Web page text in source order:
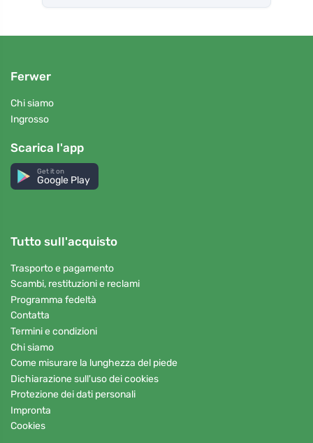
Ferwer
Chi siamo
Ingrosso
Scarica l'app
Get it on
Google Play
Tutto sull'acquisto
Trasporto e pagamento
Scambi, restituzioni e reclami
Programma fedeltà
Contatta
Termini e condizioni
Chi siamo
Come misurare la lunghezza del piede
Dichiarazione sull'uso dei cookies
Protezione dei dati personali
Impronta
Cookies